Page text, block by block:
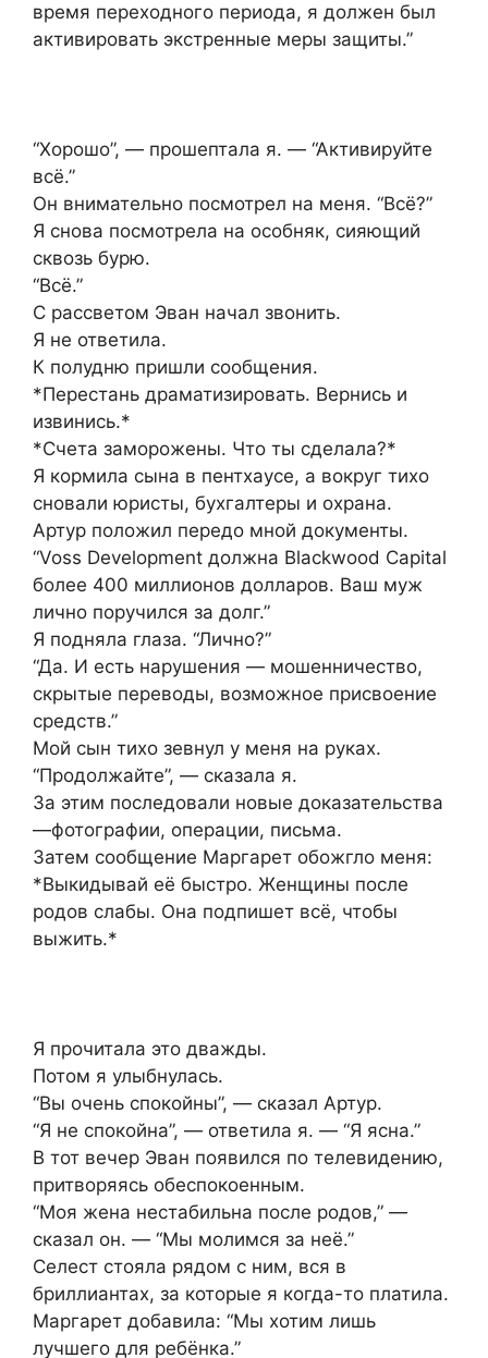
время переходного периода, я должен был
активировать экстренные меры защиты.”
“Хорошо”, — прошептала я. — “Активируйте
всё.”
Он внимательно посмотрел на меня. “Всё?”
Я снова посмотрела на особняк, сияющий
сквозь бурю.
“Всё.”
С рассветом Эван начал звонить.
Я не ответила.
К полудню пришли сообщения.
*Перестань драматизировать. Вернись и
извинись.*
*Счета заморожены. Что ты сделала?*
Я кормила сына в пентхаусе, а вокруг тихо
сновали юристы, бухгалтеры и охрана.
Артур положил передо мной документы.
“Voss Development должна Blackwood Capital
более 400 миллионов долларов. Ваш муж
лично поручился за долг.”
Я подняла глаза. “Лично?”
“Да. И есть нарушения — мошенничество,
скрытые переводы, возможное присвоение
средств.”
Мой сын тихо зевнул у меня на руках.
“Продолжайте”, — сказала я.
За этим последовали новые доказательства
—фотографии, операции, письма.
Затем сообщение Маргарет обожгло меня:
*Выкидывай её быстро. Женщины после
родов слабы. Она подпишет всё, чтобы
выжить.*
Я прочитала это дважды.
Потом я улыбнулась.
“Вы очень спокойны”, — сказал Артур.
“Я не спокойна”, — ответила я. — “Я ясна.”
В тот вечер Эван появился по телевидению,
притворяясь обеспокоенным.
“Моя жена нестабильна после родов,” —
сказал он. — “Мы молимся за неё.”
Селест стояла рядом с ним, вся в
бриллиантах, за которые я когда-то платила.
Маргарет добавила: “Мы хотим лишь
лучшего для ребёнка.”